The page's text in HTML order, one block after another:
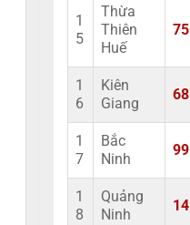
1
5
Thừa
Thiên
Huế
75
1
6
Kiên
Giang
68
1
7
Bắc
Ninh
99
1
8
Quảng
Ninh
14